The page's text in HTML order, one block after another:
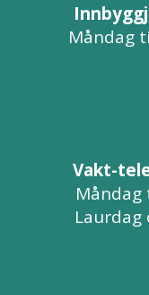
Måndag
Vakt-
Måndag
Laurdag